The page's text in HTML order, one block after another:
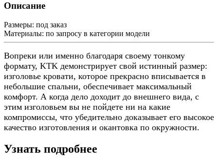
Описание
Размеры: под заказ
Материалы: по запросу в категории модели
Вопреки или именно благодаря своему тонкому
формату, KTK демонстрирует свой истинный размер:
изголовье кровати, которое прекрасно вписывается в
небольшие спальни, обеспечивает максимальный
комфорт. А когда дело доходит до внешнего вида, с
этим изголовьем вы не пойдете ни на какие
компромиссы, что убедительно доказывает его высокое
качество изготовления и окантовка по окружности.
Узнать подробнее